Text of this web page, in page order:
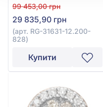
кварцом 10,8ct із
червоного золота 585°,
арт. RG-31631-12.200-
828
99 453,00 грн
29 835,90 грн
(арт. RG-31631-12.200-
828)
Купити